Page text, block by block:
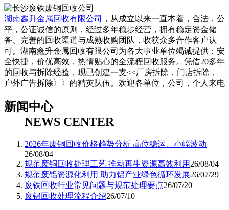
湖南鑫升金属回收有限公司
，从成立以来一直本着，合法，公
平，公证诚信的原则，经过多年稳步经营，拥有稳定资金储
备、完善的回收渠道与成熟收购团队，收获众多合作客户认
可。湖南鑫升金属回收有限公司为各大事业单位竭诚提供：安
全快捷，价优高效，热情贴心的全流程回收服务。凭借20多年
的回收与拆除经验，现已创建一支<<厂房拆除，门店拆除，
户外广告拆除〉〉的精英队伍。欢迎各单位，公司，个人来电
新闻中心
NEWS CENTER
2026年废铜回收价格趋势分析 高位稳运、小幅波动
26/08/04
规范废铜回收处理工艺 推动再生资源高效利用 26/08/04
规范废铝资源化利用 助力铝产业绿色循环发展26/07/29
废铁回收行业常见问题与规范处理要点26/07/20
废铝回收处理流程介绍26/07/10